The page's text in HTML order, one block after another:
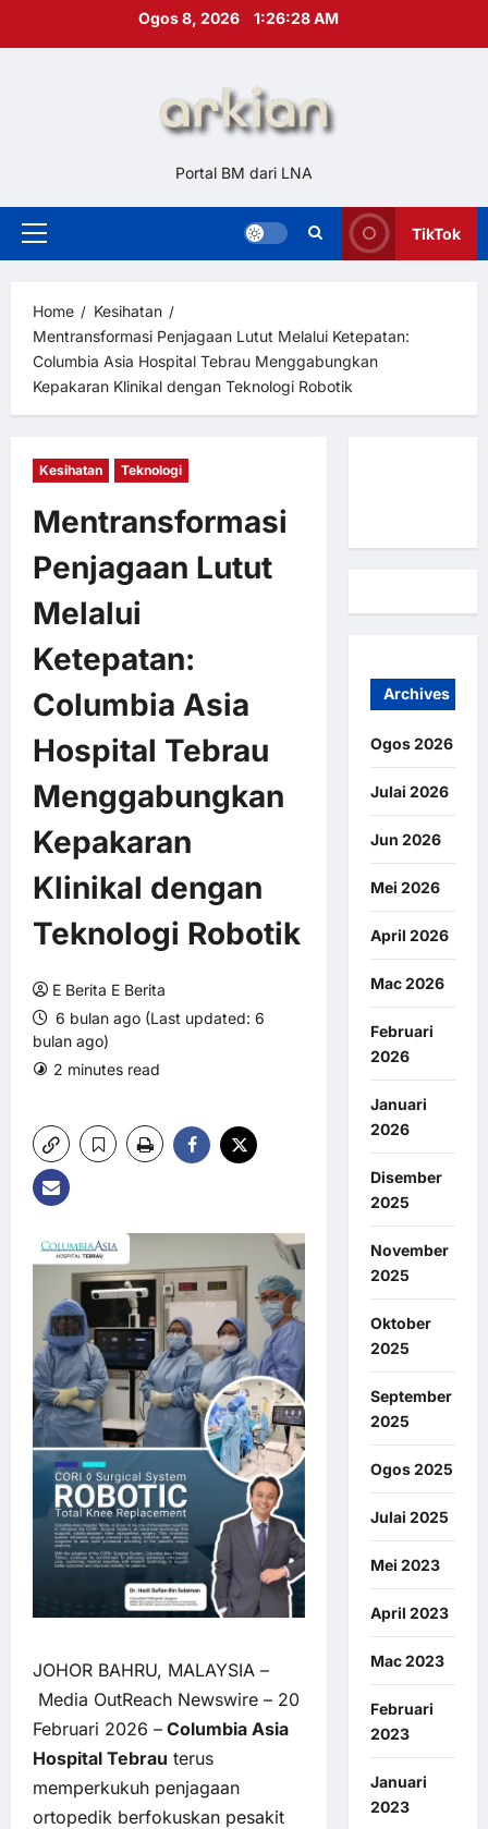
Ogos 8, 2026 1:26:29 AM
Portal BM dari LNA
Primary
TikTok
Home
Kesihatan
Mentransformasi Penjagaan Lutut Melalui Ketepatan:
Columbia Asia Hospital Tebrau Menggabungkan
Kepakaran Klinikal dengan Teknologi Robotik
Kesihatan Teknologi
Mentransformasi
Penjagaan Lutut
Melalui
Ketepatan:
Columbia Asia
Hospital Tebrau
Menggabungkan
Kepakaran
Klinikal dengan
Teknologi Robotik
E Berita E Berita
6 bulan ago (Last updated: 6
bulan ago)
2 minutes read
JOHOR BAHRU, MALAYSIA –
Media OutReach Newswire – 20
Februari 2026 – Columbia Asia
Hospital Tebrau terus
memperkukuh penjagaan
ortopedik berfokuskan pesakit
Archives
Ogos 2026
Julai 2026
Jun 2026
Mei 2026
April 2026
Mac 2026
Februari
2026
Januari
2026
Disember
2025
November
2025
Oktober
2025
September
2025
Ogos 2025
Julai 2025
Mei 2023
April 2023
Mac 2023
Februari
2023
Januari
2023